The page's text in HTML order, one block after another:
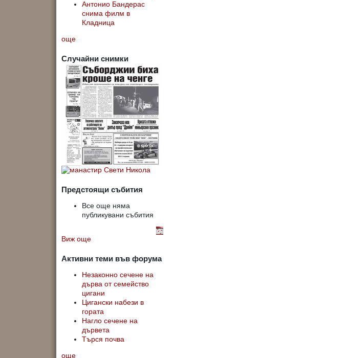
Антонио Бандерас
снима филм в
Кладница
още
Случайни снимки
Предстоящи събития
Все още няма
публикувани събития
Виж още
Активни теми във форума
Незаконно сечене на
дърва от семейство
цигани
Цигански набези в
гората
Нагло сечене на
дървета
Търся почва
още